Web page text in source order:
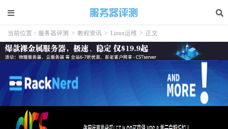
当前位置： 服务器评测 > 教程资讯 > Linux运维 > 正文